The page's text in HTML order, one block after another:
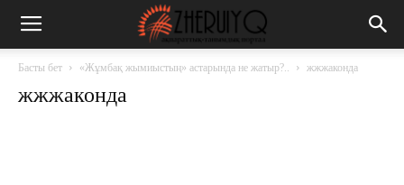
Басты бет «Жұмбақ жымиыстың» астарында не жатыр?.. жжжаконда
жжжаконда